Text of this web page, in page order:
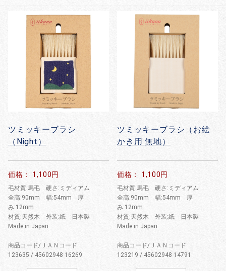
ツミッキーブラシ
（Night）
価格： 1,100円
毛材質:馬毛 硬さ:ミディアム
全高:90mm 幅:54mm 厚
み:12mm
材質:天然木 外装:紙 日本製
Made in Japan
商品コード/ＪＡＮコード
123635 / 45602948 16269
ツミッキーブラシ（お絵
かき用 無地）
価格： 1,100円
毛材質:馬毛 硬さ:ミディアム
全高:90mm 幅:54mm 厚
み:12mm
材質:天然木 外装:紙 日本製
Made in Japan
商品コード/ＪＡＮコード
123219 / 45602948 14791